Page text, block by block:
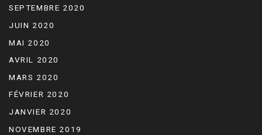
SEPTEMBRE 2020
JUIN 2020
MAI 2020
AVRIL 2020
MARS 2020
FÉVRIER 2020
JANVIER 2020
NOVEMBRE 2019